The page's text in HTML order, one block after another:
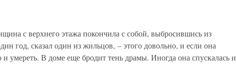
с верхнего этажа покончила с собой, выбросившись из
год, сказал один из жильцов, – этого довольно, и если она
умереть. В доме еще бродит тень драмы. Иногда она спускалась и